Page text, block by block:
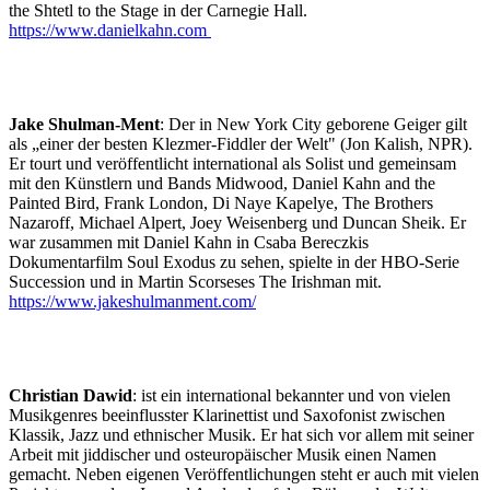
the Shtetl to the Stage in der Carnegie Hall.
https://www.danielkahn.com
Jake Shulman-Ment: Der in New York City geborene Geiger gilt
als „einer der besten Klezmer-Fiddler der Welt" (Jon Kalish, NPR).
Er tourt und veröffentlicht international als Solist und gemeinsam
mit den Künstlern und Bands Midwood, Daniel Kahn and the
Painted Bird, Frank London, Di Naye Kapelye, The Brothers
Nazaroff, Michael Alpert, Joey Weisenberg und Duncan Sheik. Er
war zusammen mit Daniel Kahn in Csaba Bereczkis
Dokumentarfilm Soul Exodus zu sehen, spielte in der HBO-Serie
Succession und in Martin Scorseses The Irishman mit.
https://www.jakeshulmanment.com/
Christian Dawid: ist ein international bekannter und von vielen
Musikgenres beeinflusster Klarinettist und Saxofonist zwischen
Klassik, Jazz und ethnischer Musik. Er hat sich vor allem mit seiner
Arbeit mit jiddischer und osteuropäischer Musik einen Namen
gemacht. Neben eigenen Veröffentlichungen steht er auch mit vielen